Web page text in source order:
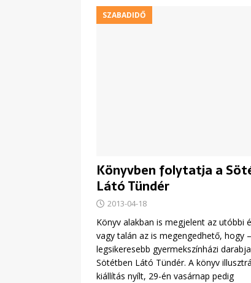
SZABADIDŐ
Könyvben folytatja a
Látó Tündér
2013-04-18
Könyv alakban is megjelent az utóbbi
vagy talán az is megengedhető, hogy
legsikeresebb gyermekszínházi
Sötétben Látó Tündér. A könyv
kiállítás nyílt, 29-én vasárnap pedig